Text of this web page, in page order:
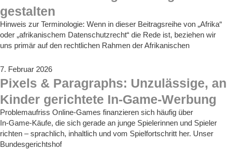
gestalten
Hinweis zur Terminologie: Wenn in dieser Beitragsreihe von „Afrika“
oder „afrikanischem Datenschutzrecht“ die Rede ist, beziehen wir
uns primär auf den rechtlichen Rahmen der Afrikanischen
7. Februar 2026
Pixels & Paragraphs: Unzulässige, an
Kinder gerichtete In-Game-Werbung
Problemaufriss Online-Games finanzieren sich häufig über
In‑Game‑Käufe, die sich gerade an junge Spielerinnen und Spieler
richten – sprachlich, inhaltlich und vom Spielfortschritt her. Unser
Bundesgerichtshof